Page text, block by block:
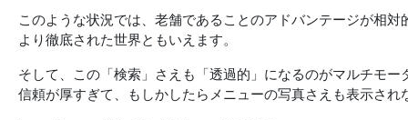
このような状況では、老舗であることのアドバンテージが相
より徹底された世界ともいえます。
そして、この「検索」さえも「透過的」になるのがマルチモ
信頼が厚すぎて、もしかしたらメニューの写真さえも表示され